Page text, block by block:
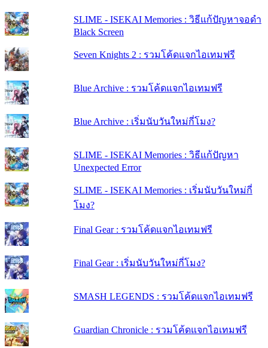
SLIME - ISEKAI Memories : วิธีแก้ปัญหาจอดำ
Black Screen
Seven Knights 2 : รวมโค้ดแจกไอเทมฟรี
Blue Archive : รวมโค้ดแจกไอเทมฟรี
Blue Archive : เริ่มนับวันใหม่กี่โมง?
SLIME - ISEKAI Memories : วิธีแก้ปัญหา
Unexpected Error
SLIME - ISEKAI Memories : เริ่มนับวันใหม่กี่
โมง?
Final Gear : รวมโค้ดแจกไอเทมฟรี
Final Gear : เริ่มนับวันใหม่กี่โมง?
SMASH LEGENDS : รวมโค้ดแจกไอเทมฟรี
Guardian Chronicle : รวมโค้ดแจกไอเทมฟรี